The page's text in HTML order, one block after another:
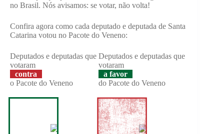
no Brasil. Nós avisamos: se votar, não volta!
Confira agora como cada deputado e deputada de Santa
Catarina votou no Pacote do Veneno:
Deputados e deputadas que
votaram
contra
o Pacote do Veneno
Deputados e deputadas que
votaram
a favor
do Pacote do Veneno